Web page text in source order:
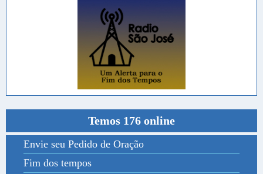
Temos 176 online
Envie seu Pedido de Oração
Fim dos tempos